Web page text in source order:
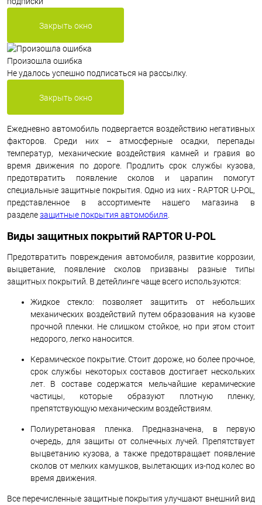
Закрыть окно
Произошла ошибка
Не удалось успешно подписаться на рассылку.
Закрыть окно
Ежедневно автомобиль подвергается воздействию негативных
факторов. Среди них – атмосферные осадки, перепады
температур, механические воздействия камней и гравия во
время движения по дороге. Продлить срок службы кузова,
предотвратить появление сколов и царапин помогут
специальные защитные покрытия. Одно из них - RAPTOR U-POL,
представленное в ассортименте нашего магазина в
разделезащитные покрытия автомобиля
Виды защитных покрытий RAPTOR U-POL
Предотвратить повреждения автомобиля, развитие коррозии,
выцветание, появление сколов призваны разные типы
защитных покрытий. В детейлинге чаще всего используются:
Жидкое стекло: позволяет защитить от небольших
механических воздействий путем образования на кузове
прочной пленки. Не слишком стойкое, но при этом стоит
недорого, легко наносится.
Керамическое покрытие. Стоит дороже, но более прочное,
срок службы некоторых составов достигает нескольких
лет. В составе содержатся мельчайшие керамические
частицы, которые образуют плотную пленку,
препятствующую механическим воздействиям.
Полиуретановая пленка. Предназначена, в первую
очередь, для защиты от солнечных лучей. Препятствует
выцветанию кузова, а также предотвращает появление
сколов от мелких камушков, вылетающих из-под колес во
время движения.
Все перечисленные защитные покрытия улучшают внешний вид